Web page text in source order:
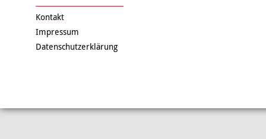
Kontakt
Impressum
Datenschutzerklärung